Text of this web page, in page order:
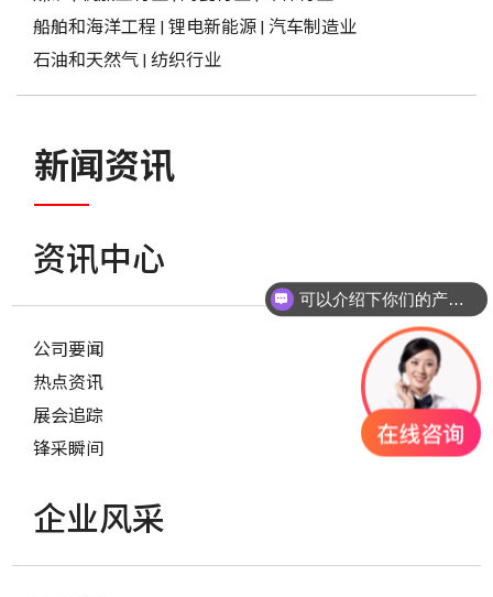
船舶和海洋工程 | 锂电新能源| 汽车制造业
石油和天然气| 纺织行业
新闻资讯
资讯中心
公司要闻
热点资讯
展会追踪
锋采瞬间
企业风采
可以介绍下你们的产品么？